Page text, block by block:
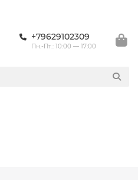
+79629102309
Пн.-Пт.: 10:00 — 17:00